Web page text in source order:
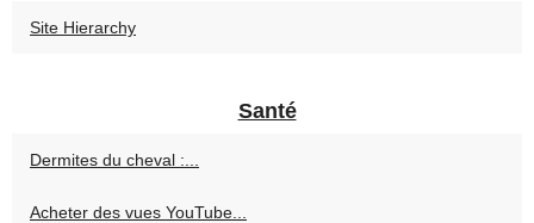
Site Hierarchy
Santé
Dermites du cheval :...
Acheter des vues YouTube...